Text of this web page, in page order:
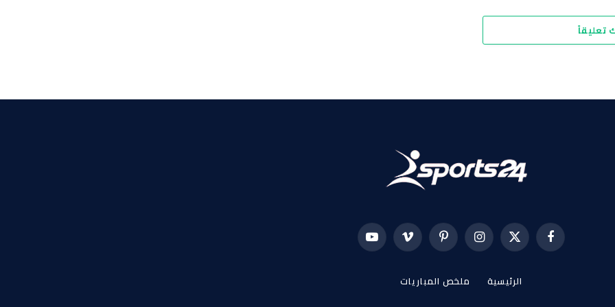
تعليقاً
فيسبوك X
(Twitter)
الانستغرامبينتيريستفيميو يوتيوب
الرئيسية ملخص المباريات